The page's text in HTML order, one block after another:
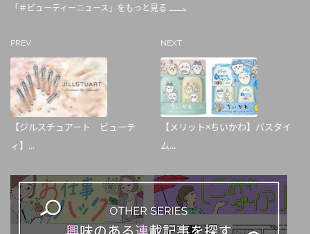
「＃ビューティーニュース」をもっと見る
PREV
【ジルスチュアート ビューテ
ィ】...
NEXT
【メリット×ちいかわ】バスタイ
ム...